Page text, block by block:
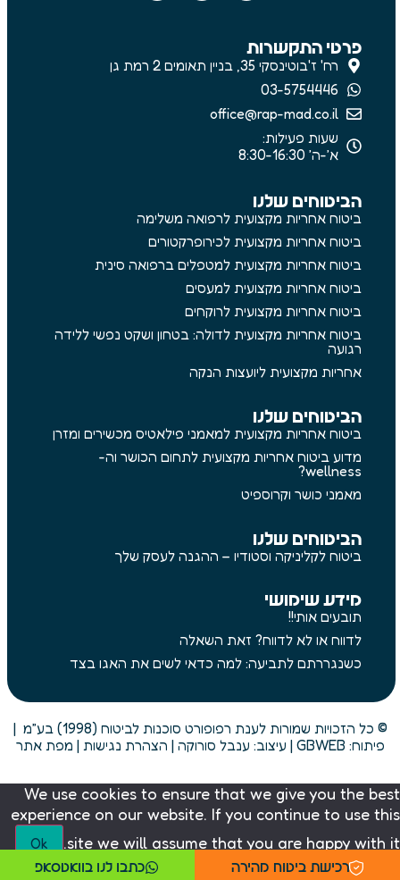
פרטי התקשרות
רח' ז'בוטינסקי 35, בניין תאומים 2 רמת גן
03-5754446
office@rap-mad.co.il
שעות פעילות:
א׳-ה׳ 8:30-16:30
הביטוחים שלנו
ביטוח אחריות מקצועית לרפואה משלימה
ביטוח אחריות מקצועית לכירופרקטורים
ביטוח אחריות מקצועית למטפלים ברפואה סינית
ביטוח אחריות מקצועית למעסים
ביטוח אחריות מקצועית לרוקחים
ביטוח אחריות מקצועית לדולה: בטחון ושקט נפשי ללידה
רגועה
אחריות מקצועית ליועצות הנקה
הביטוחים שלנו
ביטוח אחריות מקצועית למאמני פילאטיס מכשירים ומזרן
מדוע ביטוח אחריות מקצועית לתחום הכושר וה-
wellness?
מאמני כושר וקרוספיט
הביטוחים שלנו
ביטוח לקליניקה וסטודיו – ההגנה לעסק שלך
מידע שימושי
תובעים אותי!!
לדווח או לא לדווח? זאת השאלה
כשנגררתם לתביעה: למה כדאי לשים את האגו בצד
© כל הזכויות שמורות לענת רפופורט סוכנות לביטוח (1998) בע״מ |
פיתוח: GBWEB | עיצוב: ענבל סורוקה | הצהרת נגישות | מפת אתר
רכישת ביטוח מהירה כתבו לנו בוואטסאפ
We use cookies to ensure that we give you the best
experience on our website. If you continue to use this
site we will assume that you are happy with it.
Ok